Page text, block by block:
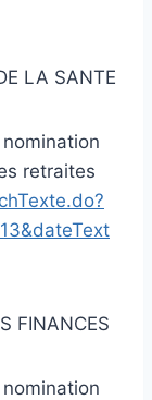
LA SANTE
retraites
FINANCES